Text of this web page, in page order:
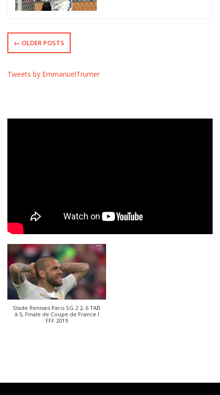
← OLDER POSTS
Tweets by EmmanuelTrumer
Stade Rennais Paris SG 2 2, 6 TAB
à 5, Finale de Coupe de France I
FFF 2019